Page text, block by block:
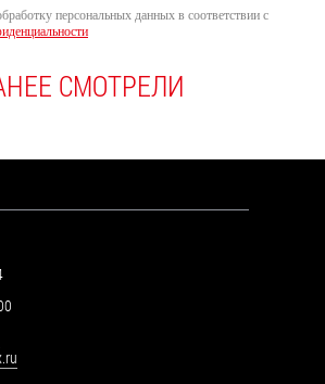
персональных данных в соответствии с
СМОТРЕЛИ